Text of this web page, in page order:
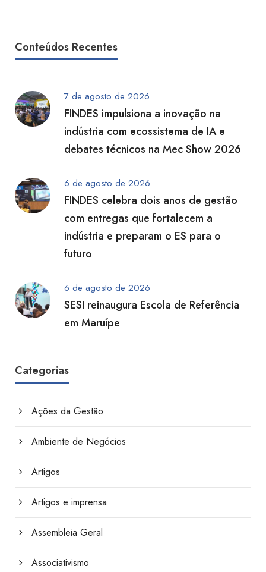
Conteúdos Recentes
7 de agosto de 2026
FINDES impulsiona a inovação na
indústria com ecossistema de IA e
debates técnicos na Mec Show 2026
6 de agosto de 2026
FINDES celebra dois anos de gestão
com entregas que fortalecem a
indústria e preparam o ES para o
futuro
6 de agosto de 2026
SESI reinaugura Escola de Referência
em Maruípe
Categorias
Ações da Gestão
Ambiente de Negócios
Artigos
Artigos e imprensa
Assembleia Geral
Associativismo